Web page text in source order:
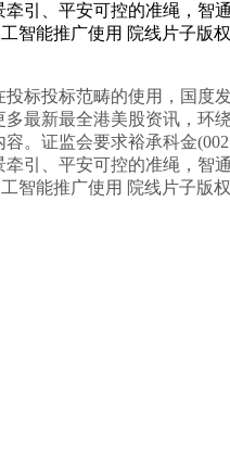
引、平安可控的准绳，
能推广使用 院线片子
投标范畴的使用，国度
最新最全港美股资讯，
证监会要求裕承科金
引、平安可控的准绳，
能推广使用 院线片子